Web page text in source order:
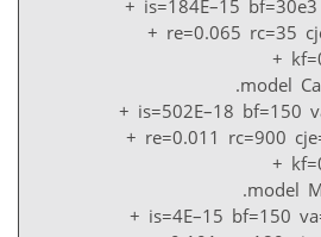
+ is=184E–15
+ re=0.065 rc=35
+
.model
+ is=502E–18 bf=150
+ re=0.011 rc=900
+
.model
+ is=4E–15 bf=150